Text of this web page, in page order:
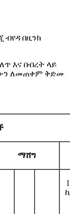
ብየዳ በዚንክ
እና በብረት ላይ
ለመጠቀም ቅድመ
ማሸግ